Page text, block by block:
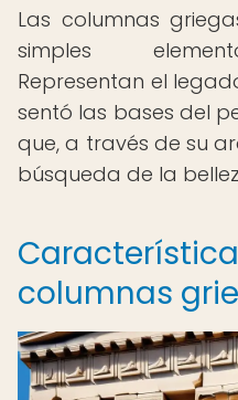
Las columnas
simples
Representan el
sentó las bases del
que, a través de su
búsqueda de la
columnas